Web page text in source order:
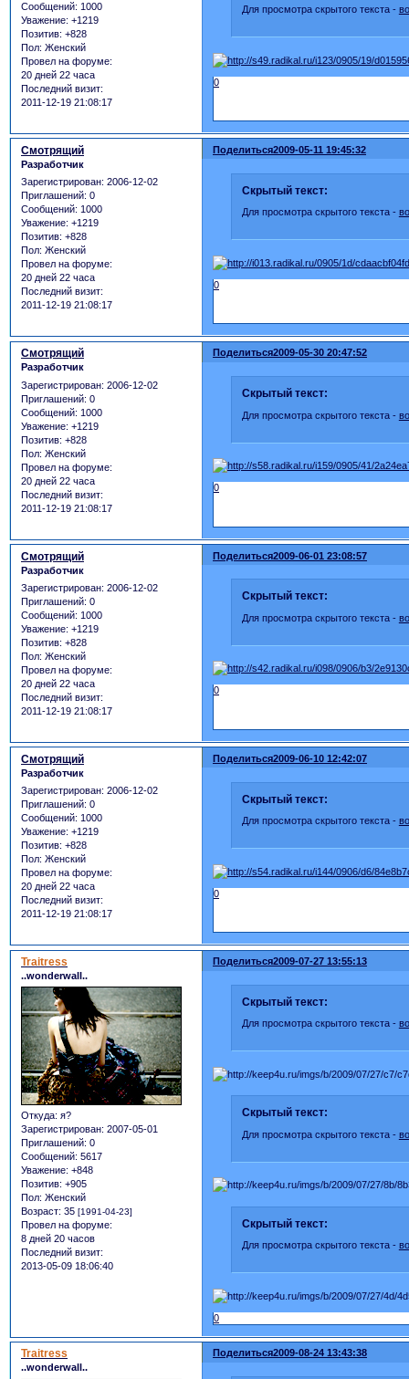
Сообщений: 1000
Уважение: +1219
Позитив: +828
Пол: Женский
Провел на форуме:
20 дней 22 часа
Последний визит:
2011-12-19 21:08:17
Для просмотра скрытого текста -
0
Поделиться2009-05-11 19:45:32
Смотрящий
Разработчик
Зарегистрирован: 2006-12-02
Приглашений: 0
Сообщений: 1000
Уважение: +1219
Позитив: +828
Пол: Женский
Провел на форуме:
20 дней 22 часа
Последний визит:
2011-12-19 21:08:17
Скрытый текст:
Для просмотра скрытого текста -
0
Поделиться2009-05-30 20:47:52
Смотрящий
Разработчик
Зарегистрирован: 2006-12-02
Приглашений: 0
Сообщений: 1000
Уважение: +1219
Позитив: +828
Пол: Женский
Провел на форуме:
20 дней 22 часа
Последний визит:
2011-12-19 21:08:17
Скрытый текст:
Для просмотра скрытого текста -
0
Поделиться2009-06-01 23:08:57
Смотрящий
Разработчик
Зарегистрирован: 2006-12-02
Приглашений: 0
Сообщений: 1000
Уважение: +1219
Позитив: +828
Пол: Женский
Провел на форуме:
20 дней 22 часа
Последний визит:
2011-12-19 21:08:17
Скрытый текст:
Для просмотра скрытого текста -
0
Поделиться2009-06-10 12:42:07
Смотрящий
Разработчик
Зарегистрирован: 2006-12-02
Приглашений: 0
Сообщений: 1000
Уважение: +1219
Позитив: +828
Пол: Женский
Провел на форуме:
20 дней 22 часа
Последний визит:
2011-12-19 21:08:17
Скрытый текст:
Для просмотра скрытого текста -
0
Поделиться2009-07-27 13:55:13
Traitress
..wonderwall..
Откуда: я?
Зарегистрирован: 2007-05-01
Приглашений: 0
Сообщений: 5617
Уважение: +848
Позитив: +905
Пол: Женский
Возраст: 35 [1991-04-23]
Провел на форуме:
8 дней 20 часов
Последний визит:
2013-05-09 18:06:40
Скрытый текст:
Для просмотра скрытого текста -
Скрытый текст:
Для просмотра скрытого текста -
Скрытый текст:
Для просмотра скрытого текста -
0
Поделиться2009-08-24 13:43:38
Traitress
..wonderwall..